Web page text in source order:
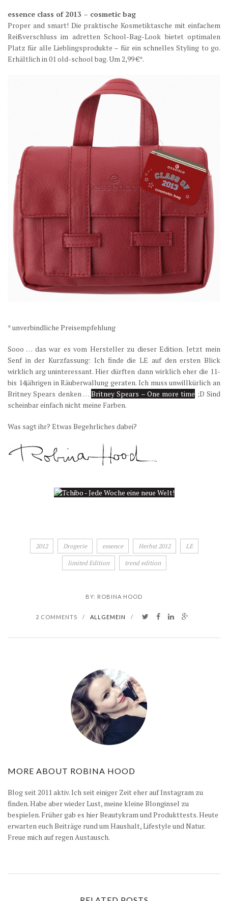
essence class of 2013 – cosmetic bag
Proper and smart! Die praktische Kosmetiktasche mit einfachem
Reißverschluss im adretten School-Bag-Look bietet optimalen
Platz für alle Lieblingsprodukte – für ein schnelles Styling to go.
Erhältlich in 01 old-school bag. Um 2,99 €*.
* unverbindliche Preisempfehlung
Sooo … das war es vom Hersteller zu dieser Edition. Jetzt mein
Senf in der Kurzfassung: Ich finde die LE auf den ersten Blick
wirklich arg uninteressant. Hier dürften dann wirklich eher die 11-
bis 14jährigen in Räuberwallung geraten. Ich muss unwillkürlich an
Britney Spears denken …Britney Spears – One more time ;D Sind
scheinbar einfach nicht meine Farben.
Was sagt ihr? Etwas Begehrliches dabei?
2012 Drogerie essence Herbst 2012 LE
limited Edition trend edition
BY: ROBINA HOOD
2 COMMENTS / ALLGEMEIN /
MORE ABOUT ROBINA HOOD
Blog seit 2011 aktiv. Ich seit einiger Zeit eher auf Instagram zu
finden. Habe aber wieder Lust, meine kleine Blonginsel zu
bespielen. Früher gab es hier Beautykram und Produkttests. Heute
erwarten euch Beiträge rund um Haushalt, Lifestyle und Natur.
Freue mich auf regen Austausch.